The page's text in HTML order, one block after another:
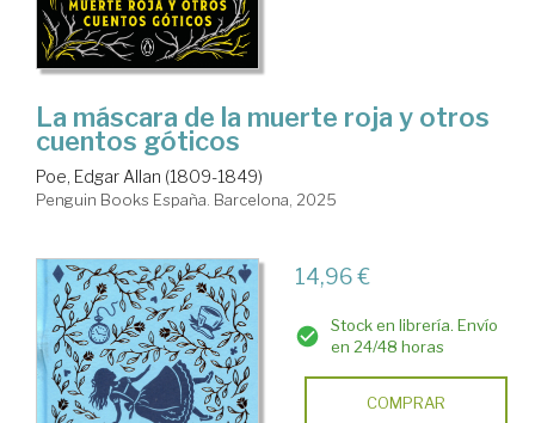
La máscara de la muerte roja y otros
cuentos góticos
Poe, Edgar Allan (1809-1849)
Penguin Books España. Barcelona, 2025
14,96 €
Stock en librería. Envío
en 24/48 horas
COMPRAR